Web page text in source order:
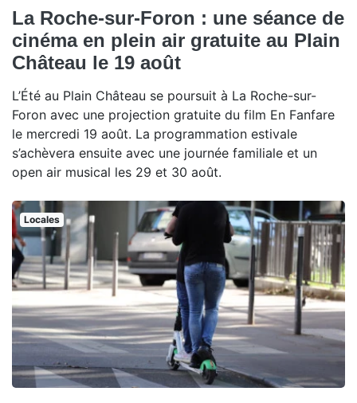
La Roche-sur-Foron : une séance de
cinéma en plein air gratuite au Plain
Château le 19 août
L’Été au Plain Château se poursuit à La Roche-sur-
Foron avec une projection gratuite du film En Fanfare
le mercredi 19 août. La programmation estivale
s’achèvera ensuite avec une journée familiale et un
open air musical les 29 et 30 août.
Locales